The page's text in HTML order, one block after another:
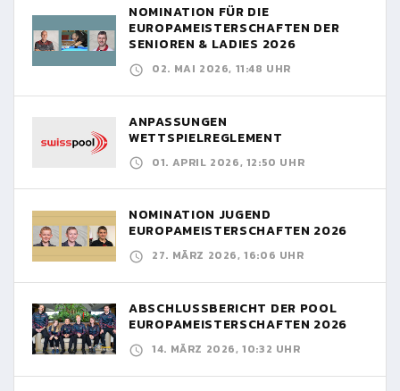
NOMINATION FÜR DIE
EUROPAMEISTERSCHAFTEN DER
SENIOREN & LADIES 2026
02. MAI 2026, 11:48 UHR
ANPASSUNGEN
WETTSPIELREGLEMENT
01. APRIL 2026, 12:50 UHR
NOMINATION JUGEND
EUROPAMEISTERSCHAFTEN 2026
27. MÄRZ 2026, 16:06 UHR
ABSCHLUSSBERICHT DER POOL
EUROPAMEISTERSCHAFTEN 2026
14. MÄRZ 2026, 10:32 UHR